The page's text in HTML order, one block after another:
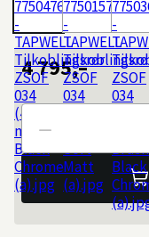
4 795,–
Antall